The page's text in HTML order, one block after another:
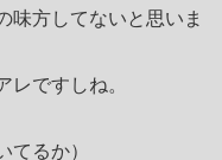
味方してないと思いま
レですしね。
てるか）